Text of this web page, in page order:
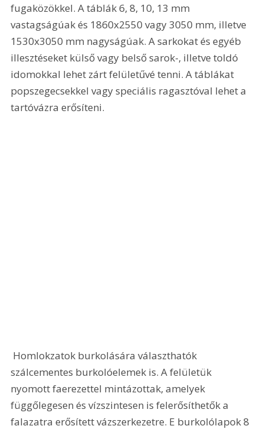
fugaközökkel. A táblák 6, 8, 10, 13 mm
vastagságúak és 1860x2550 vagy 3050 mm, illetve
1530x3050 mm nagyságúak. A sarkokat és egyéb
illesztéseket külső vagy belső sarok-, illetve toldó
idomokkal lehet zárt felületűvé tenni. A táblákat
popszegecsekkel vagy speciális ragasztóval lehet a
tartóvázra erősíteni.
szálcementes burkolóelemek is. A felületük
nyomott faerezettel mintázottak, amelyek
függőlegesen és vízszintesen is felerősíthetők a
falazatra erősített vázszerkezetre. E burkolólapok 8